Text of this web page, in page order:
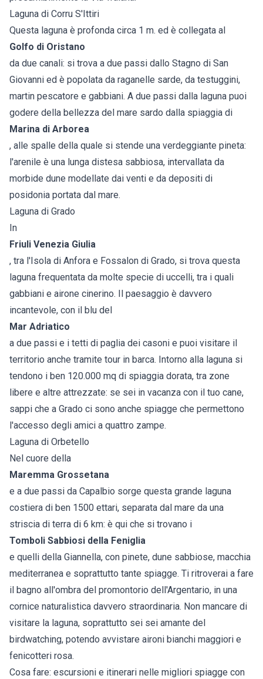
Laguna di Corru S'Ittiri
Questa laguna è profonda circa 1 m. ed è collegata al
Golfo di Oristano
da due canali: si trova a due passi dallo Stagno di San
Giovanni ed è popolata da raganelle sarde, da testuggini,
martin pescatore e gabbiani. A due passi dalla laguna puoi
godere della bellezza del mare sardo dalla spiaggia di
Marina di Arborea
, alle spalle della quale si stende una verdeggiante pineta:
l'arenile è una lunga distesa sabbiosa, intervallata da
morbide dune modellate dai venti e da depositi di
posidonia portata dal mare.
Laguna di Grado
In
Friuli Venezia Giulia
, tra l'Isola di Anfora e Fossalon di Grado, si trova questa
laguna frequentata da molte specie di uccelli, tra i quali
gabbiani e airone cinerino. Il paesaggio è davvero
incantevole, con il blu del
Mar Adriatico
a due passi e i tetti di paglia dei casoni e puoi visitare il
territorio anche tramite tour in barca. Intorno alla laguna si
tendono i ben 120.000 mq di spiaggia dorata, tra zone
libere e altre attrezzate: se sei in vacanza con il tuo cane,
sappi che a Grado ci sono anche spiagge che permettono
l'accesso degli amici a quattro zampe.
Laguna di Orbetello
Nel cuore della
Maremma Grossetana
e a due passi da Capalbio sorge questa grande laguna
costiera di ben 1500 ettari, separata dal mare da una
striscia di terra di 6 km: è qui che si trovano i
Tomboli Sabbiosi della Feniglia
e quelli della Giannella, con pinete, dune sabbiose, macchia
mediterranea e soprattutto tante spiagge. Ti ritroverai a fare
il bagno all'ombra del promontorio dell'Argentario, in una
cornice naturalistica davvero straordinaria. Non mancare di
visitare la laguna, soprattutto sei sei amante del
birdwatching, potendo avvistare aironi bianchi maggiori e
fenicotteri rosa.
Cosa fare: escursioni e itinerari nelle migliori spiagge con